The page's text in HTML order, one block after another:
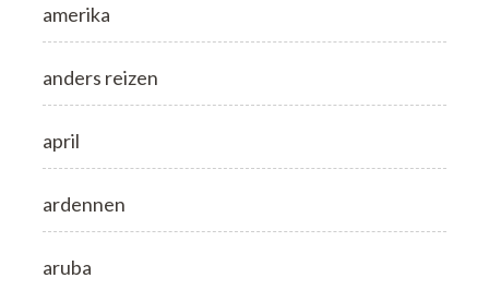
amerika
anders reizen
april
ardennen
aruba